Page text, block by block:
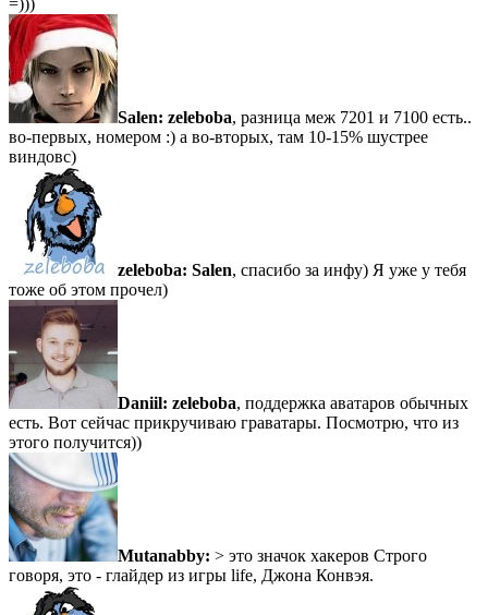
=)))
Salen: zeleboba, разница меж 7201 и 7100 есть..
во-первых, номером :) а во-вторых, там 10-15% шустрее
виндовс)
zeleboba: Salen, спасибо за инфу) Я уже у тебя
тоже об этом прочел)
Daniil: zeleboba, поддержка аватаров обычных
есть. Вот сейчас прикручиваю граватары. Посмотрю, что из
этого получится))
Mutanabby: > это значок хакеров Строго
говоря, это - глайдер из игры life, Джона Конвэя.